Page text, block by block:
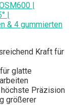
|
|
& 4 gummierten
Kraft für
glatte
Präzision
größerer